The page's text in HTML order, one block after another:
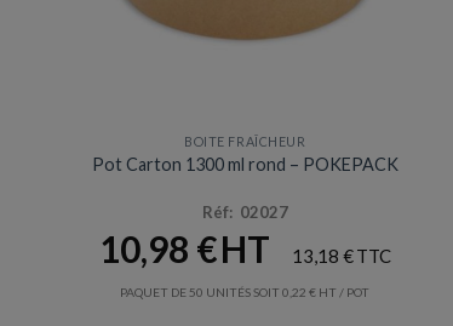
BOITE FRAÎCHEUR
Pot Carton 1300 ml rond – POKEPACK
Réf: 02027
10,98 € 13,18 €
PAQUET DE 50 UNITÉS SOIT 0,22€ / POT